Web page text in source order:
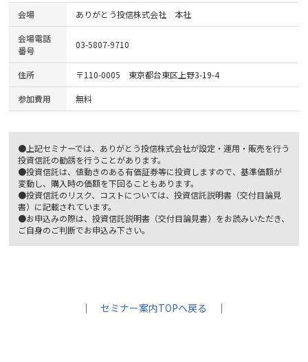
会場 ありがとう投信株式会社 本社
会場電話
番号
03-5807-9710
住所 〒110-0005 東京都台東区上野3-19-4
参加費用 無料
●上記セミナーでは、ありがとう投信株式会社が設定・運用・販売を行う
投資信託の勧誘を行うことがあります。
●投資信託は、値動きのある有価証券等に投資しますので、基準価額が
変動し、購入時の価額を下回ることもあります。
●投資信託のリスク、コストについては、投資信託説明書（交付目論見
書）に記載されています。
●お申込みの際は、投資信託説明書（交付目論見書）をお読みいただき、
ご自身のご判断でお申込み下さい。
｜セミナー案内TOPへ戻る ｜